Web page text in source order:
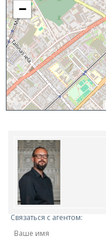
−
Связаться с агентом: